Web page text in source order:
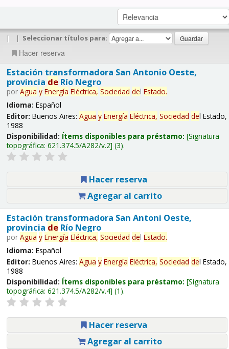
| | Seleccionar títulos para:
Hacer reserva
Estación transformadora San Antonio Oeste,
provincia deRío Negro
por Agua y Energía Eléctrica, Sociedad del Estado.
Idioma: Español
Editor: Buenos Aires: Agua y Energía Eléctrica, Sociedad del Estado,
1988
Disponibilidad: Ítems disponibles para préstamo: Signatura
topográfica: 621.374.5/A282/v.2 (3).
Hacer reserva
Agregar al carrito
Estación transformadora San Antoni Oeste,
provincia deRío Negro
por Agua y Energía Eléctrica, Sociedad del Estado.
Idioma: Español
Editor: Buenos Aires: Agua y Energía Eléctrica, Sociedad del Estado,
1988
Disponibilidad: Ítems disponibles para préstamo: Signatura
topográfica: 621.374.5/A282/v.4 (1).
Hacer reserva
Agregar al carrito